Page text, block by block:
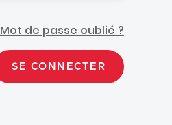
Mot de passe oublié ?
SE CONNECTER